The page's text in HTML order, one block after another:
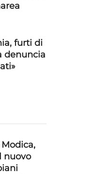
furti di
denuncia
nuovo